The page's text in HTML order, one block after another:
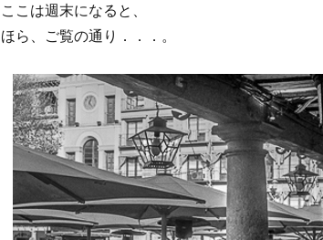
ここは週末になると、
ほら、ご覧の通り．．．。